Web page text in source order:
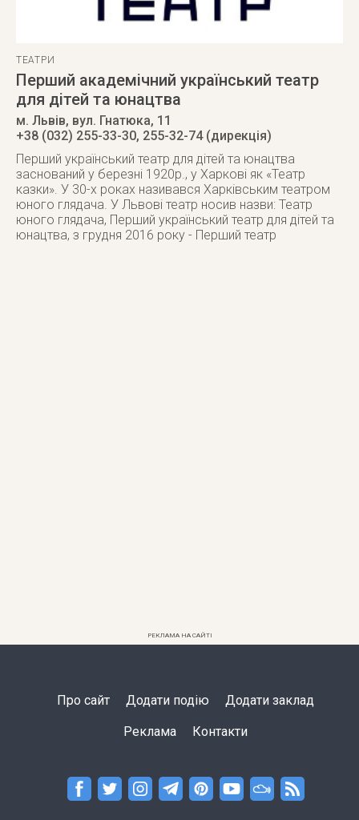
ТЕАТРИ
Перший академічний український театр
для дітей та юнацтва
м. Львів, вул. Гнатюка, 11
+38 (032) 255-33-30, 255-32-74 (дирекція)
Перший український театр для дітей та юнацтва
заснований у березні 1920р., у Харкові як «Театр
казки». У 30-х роках називався Харківським театром
юного глядача. У Львові театр носив назви: Театр
юного глядача, Перший український театр для дітей та
юнацтва, з грудня 2016 року - Перший театр
РЕКЛАМА НА САЙТІ
Про сайт Додати подію Додати заклад
Реклама Контакти